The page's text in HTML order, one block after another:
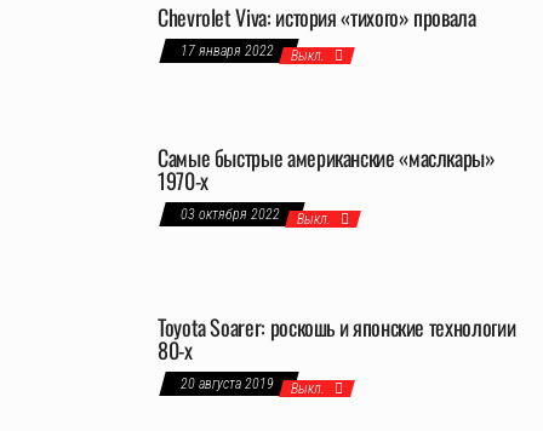
Chevrolet Viva: история «тихого» провала
17 января 2022 Выкл.
Самые быстрые американские «маслкары»
1970-х
03 октября 2022 Выкл.
Toyota Soarer: роскошь и японские технологии
80-х
20 августа 2019 Выкл.